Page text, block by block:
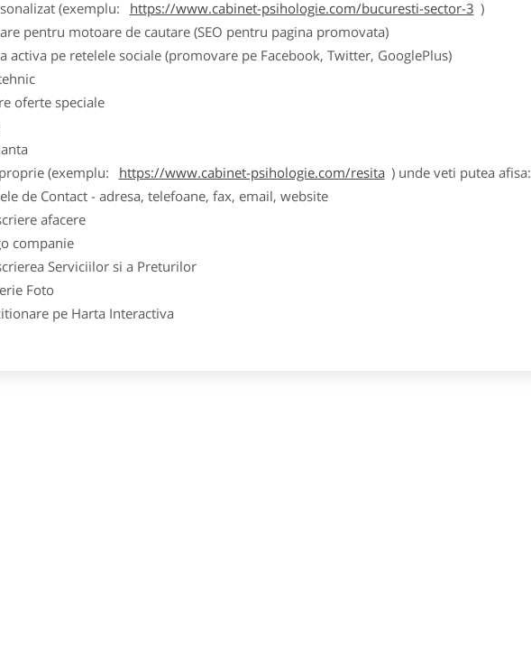
(exemplu:
https://www.cabinet-psihologie.com/bucuresti-sector-3 )
pentru motoare de cautare (SEO pentru pagina promovata)
activa pe retelele sociale (promovare pe Facebook, Twitter, GooglePlus)
oferte speciale
(exemplu:
https://www.cabinet-psihologie.com/resita ) unde veti putea afisa:
de Contact - adresa, telefoane, fax, email, website
afacere
Serviciilor si a Preturilor
Foto
pe Harta Interactiva